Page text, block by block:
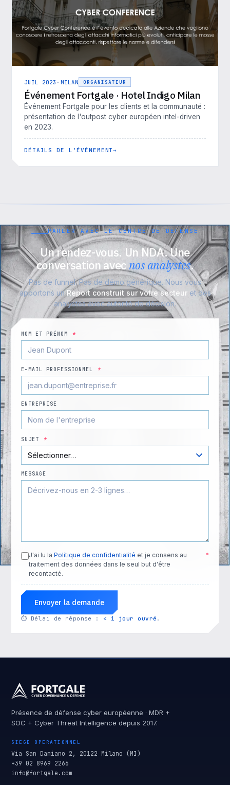
JUIL 2023 · MILAN ORGANISATEUR
Événement Fortgale · Hotel Indigo Milan
Événement Fortgale pour les clients et la communauté :
présentation de l'outpost cyber européen intel-driven
en 2023.
DÉTAILS DE L'ÉVÉNEMENT
PARLER AVEC LE CENTRE DE DÉFENSE
Un rendez-vous. Un NDA. Une
conversation avec nos analystes.
Pas de funnel. Pas de démo générique. Nous vous
apportons unReport construit sur votre secteuret des
analystes avec autorité de décision.
NOM ET PRÉNOM *
E-MAIL PROFESSIONNEL *
ENTREPRISE
SUJET *
MESSAGE
J'ai lu la Politique de confidentialité et je consens au
traitement des données dans le seul but d'être
recontacté.
*
Envoyer la demande
⏱ Délai de réponse : < 1 jour ouvré .
Présence de défense cyber européenne · MDR +
SOC + Cyber Threat Intelligence depuis 2017.
SIÈGE OPÉRATIONNEL
Via San Damiano 2, 20122 Milano (MI)
+39 02 8969 2266
info@fortgale.com